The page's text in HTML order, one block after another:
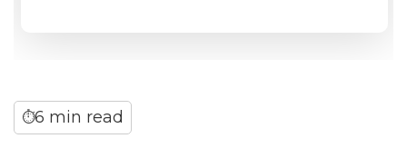
⏱6 min read